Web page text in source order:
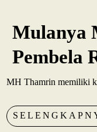
Mulanya
Pembela
MH Thamrin memiliki